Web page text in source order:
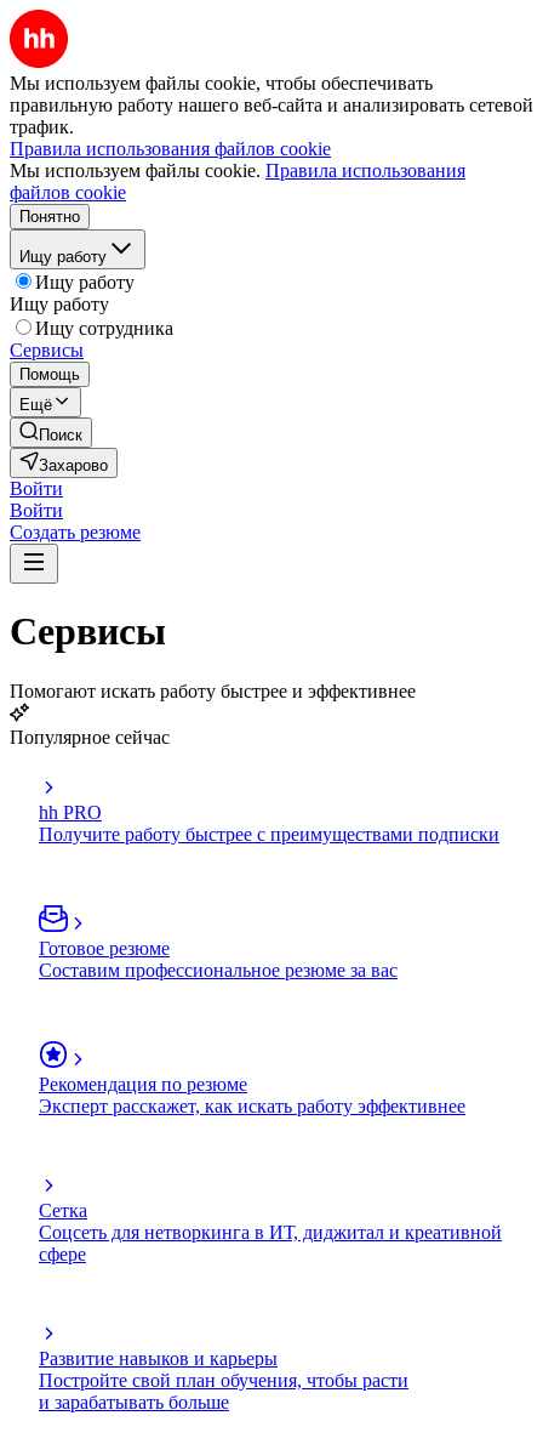
Мы используем файлы cookie, чтобы обеспечивать
правильную работу нашего веб-сайта и анализировать сетевой
трафик.
Правила использования файлов cookie
Мы используем файлы cookie. Правила использования
файлов cookie
Понятно
Ищу работу
Ищу работу
Ищу работу
Ищу сотрудника
Сервисы
Помощь
Ещё
Поиск
Захарово
Войти
Войти
Создать резюме
Сервисы
Помогают искать работу быстрее и эффективнее
Популярное сейчас
hh PRO
Получите работу быстрее с преимуществами подписки
Готовое резюме
Составим профессиональное резюме за вас
Рекомендация по резюме
Эксперт расскажет, как искать работу эффективнее
Сетка
Соцсеть для нетворкинга в ИТ, диджитал и креативной
сфере
Развитие навыков и карьеры
Постройте свой план обучения, чтобы расти
и зарабатывать больше